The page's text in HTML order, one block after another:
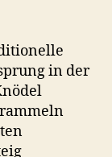
in der